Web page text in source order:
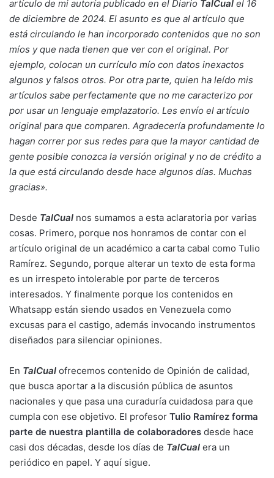
artículo de mi autoría publicado en el Diario TalCual el 16
de diciembre de 2024. El asunto es que al artículo que
está circulando le han incorporado contenidos que no son
míos y que nada tienen que ver con el original. Por
ejemplo, colocan un currículo mío con datos inexactos
algunos y falsos otros. Por otra parte, quien ha leído mis
artículos sabe perfectamente que no me caracterizo por
por usar un lenguaje emplazatorio. Les envío el artículo
original para que comparen. Agradecería profundamente lo
hagan correr por sus redes para que la mayor cantidad de
gente posible conozca la versión original y no de crédito a
la que está circulando desde hace algunos días. Muchas
gracias».
Desde TalCual nos sumamos a esta aclaratoria por varias
cosas. Primero, porque nos honramos de contar con el
artículo original de un académico a carta cabal como Tulio
Ramírez. Segundo, porque alterar un texto de esta forma
es un irrespeto intolerable por parte de terceros
interesados. Y finalmente porque los contenidos en
Whatsapp están siendo usados en Venezuela como
excusas para el castigo, además invocando instrumentos
diseñados para silenciar opiniones.
En TalCual ofrecemos contenido de Opinión de calidad,
que busca aportar a la discusión pública de asuntos
nacionales y que pasa una curaduría cuidadosa para que
cumpla con ese objetivo. El profesor Tulio Ramírez forma
parte de nuestra plantilla de colaboradores desde hace
casi dos décadas, desde los días de TalCual era un
periódico en papel. Y aquí sigue.